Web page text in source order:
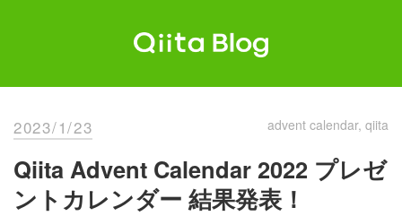
2023/1/23 advent calendar qiita
Qiita Advent Calendar 2022 プレゼ
ントカレンダー 結果発表！